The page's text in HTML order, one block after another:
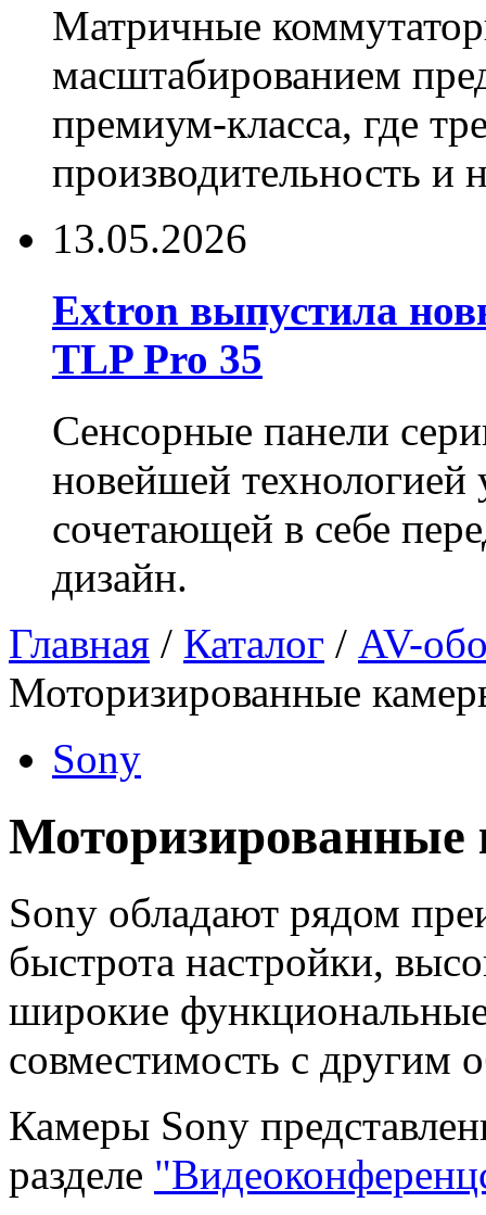
Матричные
масштабированием
премиум-класса, где
производительность и
13.05.2026
Extron выпустила
TLP Pro 35
Сенсорные панели
новейшей технологией
сочетающей в себе
дизайн.
Главная / Каталог / AV-
Моторизированные
Sony
Моторизированные
Sony обладают рядом
быстрота настройки,
широкие
совместимость с другим
Камеры Sony
разделе